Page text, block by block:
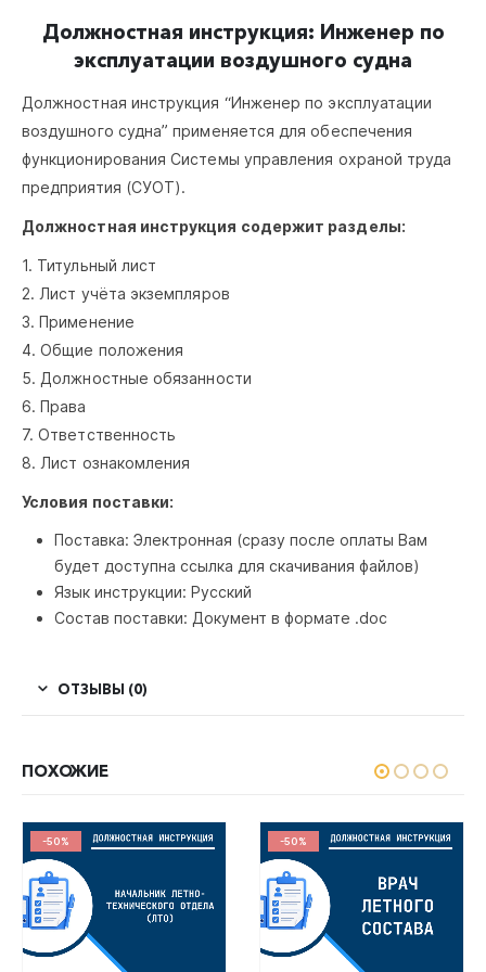
Должностная инструкция: Инженер по
эксплуатации воздушного судна
Должностная инструкция “Инженер по эксплуатации
воздушного судна” применяется для обеспечения
функционирования Системы управления охраной труда
предприятия (СУОТ).
Должностная инструкция содержит разделы:
1. Титульный лист
2. Лист учёта экземпляров
3. Применение
4. Общие положения
5. Должностные обязанности
6. Права
7. Ответственность
8. Лист ознакомления
Условия поставки:
Поставка: Электронная (сразу после оплаты Вам
будет доступна ссылка для скачивания файлов)
Язык инструкции: Русский
Состав поставки: Документ в формате .doc
ОТЗЫВЫ (0)
ПОХОЖИЕ
-50% -50%